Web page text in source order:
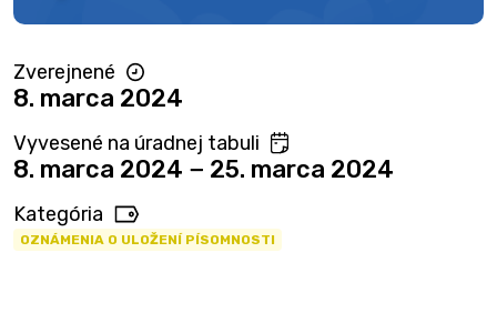
Zverejnené
8. marca 2024
Vyvesené na úradnej tabuli
8. marca 2024 − 25. marca 2024
Kategória
OZNÁMENIA O ULOŽENÍ PÍSOMNOSTI